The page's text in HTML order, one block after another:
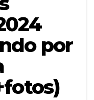
por